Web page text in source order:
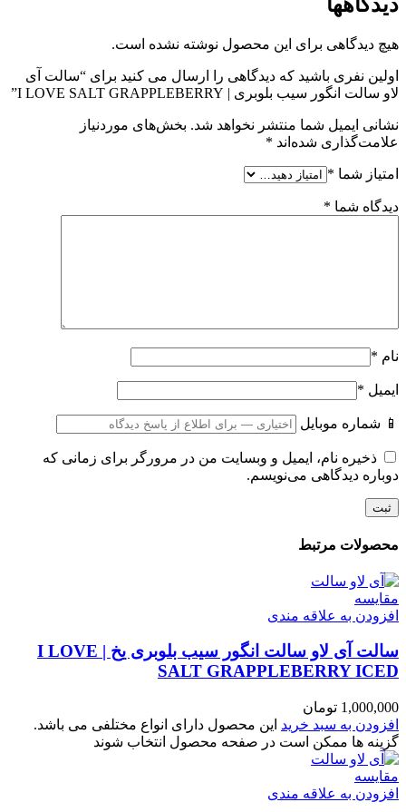
هیچ دیدگاهی برای این محصول نوشته نشده است.
اولین نفری باشید که دیدگاهی را ارسال می کنید برای “سالت آی
لاو سالت انگور سیب بلوبری | I LOVE SALT GRAPPLEBERRY”
نشانی ایمیل شما منتشر نخواهد شد. بخش‌های موردنیاز
علامت‌گذاری شده‌اند *
امتیاز شما *
دیدگاه شما *
نام *
ایمیل *
📱 شماره موبایل
ذخیره نام، ایمیل و وبسایت من در مرورگر برای زمانی که
دوباره دیدگاهی می‌نویسم.
محصولات مرتبط
مقایسه
افزودن به علاقه مندی
سالت آی لاو سالت انگور سیب بلوبری یخ | I LOVE
SALT GRAPPLEBERRY ICED
1,000,000 تومان
افزودن به سبد خرید این محصول دارای انواع مختلفی می باشد.
گزینه ها ممکن است در صفحه محصول انتخاب شوند
مقایسه
افزودن به علاقه مندی